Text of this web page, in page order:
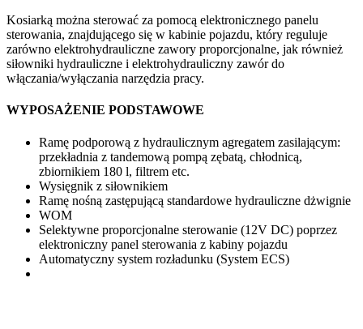
Kosiarką można sterować za pomocą elektronicznego panelu
sterowania, znajdującego się w kabinie pojazdu, który reguluje
zarówno elektrohydrauliczne zawory proporcjonalne, jak również
siłowniki hydrauliczne i elektrohydrauliczny zawór do
włączania/wyłączania narzędzia pracy.
WYPOSAŻENIE PODSTAWOWE
Ramę podporową z hydraulicznym agregatem zasilającym:
przekładnia z tandemową pompą zębatą, chłodnicą,
zbiornikiem 180 l, filtrem etc.
Wysięgnik z siłownikiem
Ramę nośną zastępującą standardowe hydrauliczne dżwignie
WOM
Selektywne proporcjonalne sterowanie (12V DC) poprzez
elektroniczny panel sterowania z kabiny pojazdu
Automatyczny system rozładunku (System ECS)